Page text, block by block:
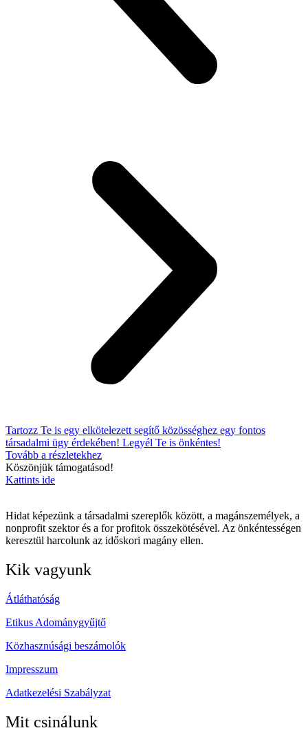
Tartozz Te is egy elkötelezett segítő közösséghez egy fontos
társadalmi ügy érdekében! Legyél Te is önkéntes!
Tovább a részletekhez
Köszönjük támogatásod!
Kattints ide
Hidat képezünk a társadalmi szereplők között, a magánszemélyek, a
nonprofit szektor és a for profitok összekötésével. Az önkéntességen
keresztül harcolunk az időskori magány ellen.
Kik vagyunk
Átláthatóság
Etikus Adománygyűjtő
Közhasznúsági beszámolók
Impresszum
Adatkezelési Szabályzat
Mit csinálunk